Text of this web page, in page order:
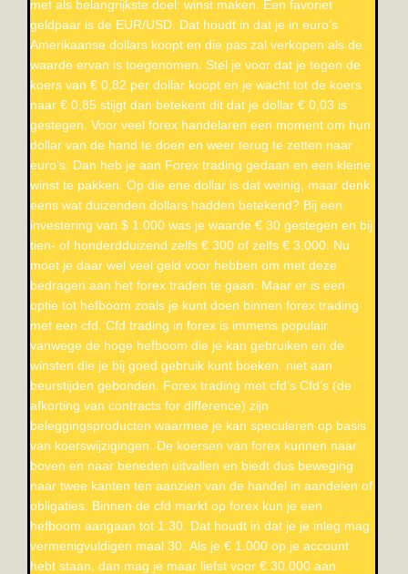
met als belangrijkste doel: winst maken. Een favoriet
geldpaar is de EUR/USD. Dat houdt in dat je in euro’s
Amerikaanse dollars koopt en die pas zal verkopen als de
waarde ervan is toegenomen. Stel je voor dat je tegen de
koers van € 0,82 per dollar koopt en je wacht tot de koers
naar € 0,85 stijgt dan betekent dit dat je dollar € 0,03 is
gestegen. Voor veel forex handelaren een moment om hun
dollar van de hand te doen en weer terug te zetten naar
euro’s. Dan heb je aan Forex trading gedaan en een kleine
winst te pakken. Op die ene dollar is dat weinig, maar denk
eens wat duizenden dollars hadden betekend? Bij een
investering van $ 1.000 was je waarde € 30 gestegen en bij
tien- of honderdduizend zelfs € 300 of zelfs € 3.000. Nu
moet je daar wel veel geld voor hebben om met deze
bedragen aan het forex traden te gaan. Maar er is een
optie tot hefboom zoals je kunt doen binnen forex trading
met een cfd. Cfd trading in forex is immens populair
vanwege de hoge hefboom die je kan gebruiken en de
winsten die je bij goed gebruik kunt boeken. niet aan
beurstijden gebonden. Forex trading met cfd’s Cfd’s (de
afkorting van contracts for difference) zijn
beleggingsproducten waarmee je kan speculeren op basis
van koerswijzigingen. De koersen van forex kunnen naar
boven en naar beneden uitvallen en biedt dus beweging
naar twee kanten ten aanzien van de handel in aandelen of
obligaties. Binnen de cfd markt op forex kun je een
hefboom aangaan tot 1:30. Dat houdt in dat je je inleg mag
vermenigvuldigen maal 30. Als je € 1.000 op je account
hebt staan, dan mag je maar liefst voor € 30.000 aan